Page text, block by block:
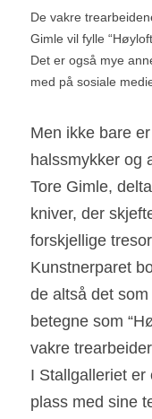
De vakre
Gimle vil fylle
Det er også mye
med på sosiale
Men ikke bare
halssmykker og
Tore Gimle,
kniver, der
forskjellige
Kunstnerparet
de altså det
betegne som
vakre
I Stallgalleriet er
plass med sine